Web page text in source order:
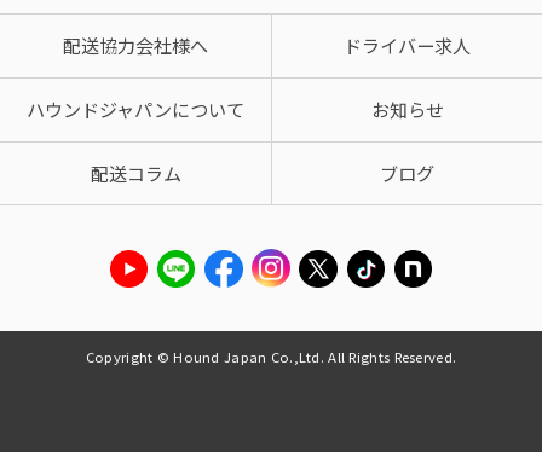
配送協力会社様へ ドライバー求人
ハウンドジャパンについて お知らせ
配送コラム ブログ
Copyright © Hound Japan Co.,Ltd. All Rights Reserved.